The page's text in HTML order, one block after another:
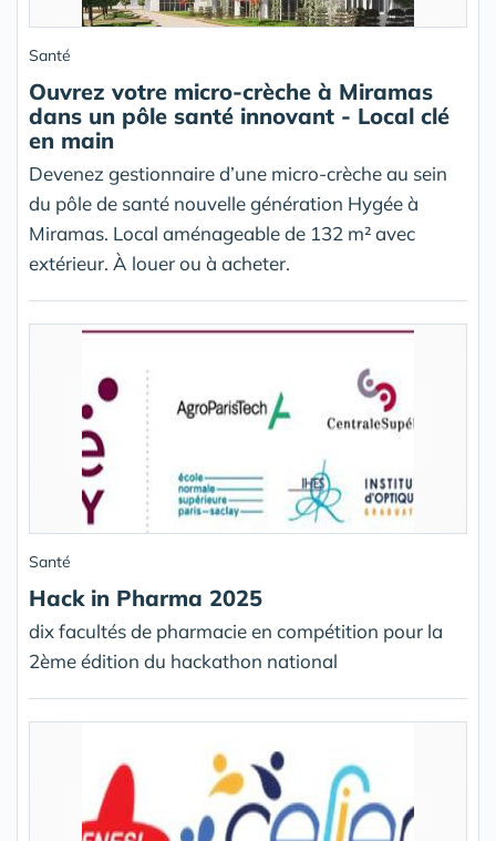
Santé
Ouvrez votre micro-crèche à Miramas
dans un pôle santé innovant - Local clé
en main
Devenez gestionnaire d’une micro-crèche au sein
du pôle de santé nouvelle génération Hygée à
Miramas. Local aménageable de 132 m² avec
extérieur. À louer ou à acheter.
Santé
Hack in Pharma 2025
dix facultés de pharmacie en compétition pour la
2ème édition du hackathon national